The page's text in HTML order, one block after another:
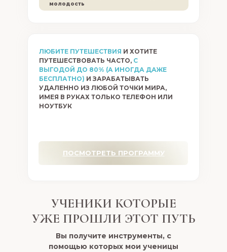
ЛЮБИТЕ ПУТЕШЕСТВИЯ И ХОТИТЕ
ПУТЕШЕСТВОВАТЬ ЧАСТО, С
ВЫГОДОЙ ДО 80% (А ИНОГДА ДАЖЕ
БЕСПЛАТНО) И ЗАРАБАТЫВАТЬ
УДАЛЕННО ИЗ ЛЮБОЙ ТОЧКИ МИРА,
ИМЕЯ В РУКАХ ТОЛЬКО ТЕЛЕФОН ИЛИ
НОУТБУК
молодость
ПОСМОТРЕТЬ ПРОГРАММУ
УЧЕНИКИ КОТОРЫЕ
УЖЕ ПРОШЛИ ЭТОТ ПУТЬ
Вы получите инструменты, с
помощью которых мои ученицы